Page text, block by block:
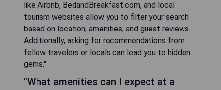
like Airbnb, BedandBreakfast.com, and local
tourism websites allow you to filter your search
based on location, amenities, and guest reviews.
Additionally, asking for recommendations from
fellow travelers or locals can lead you to hidden
gems."
"What amenities can I expect at a